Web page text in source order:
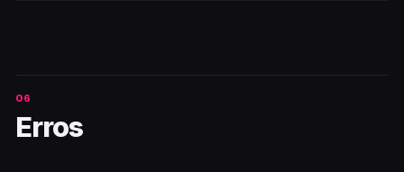
Erros